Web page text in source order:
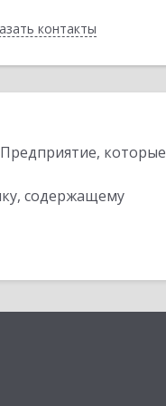
контакты
Назад
которые
содержащему